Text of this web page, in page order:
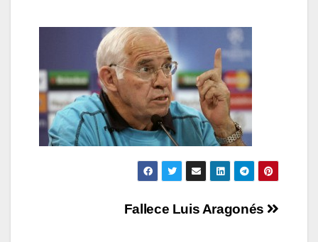
NavegaciónFallece Luis Aragonés